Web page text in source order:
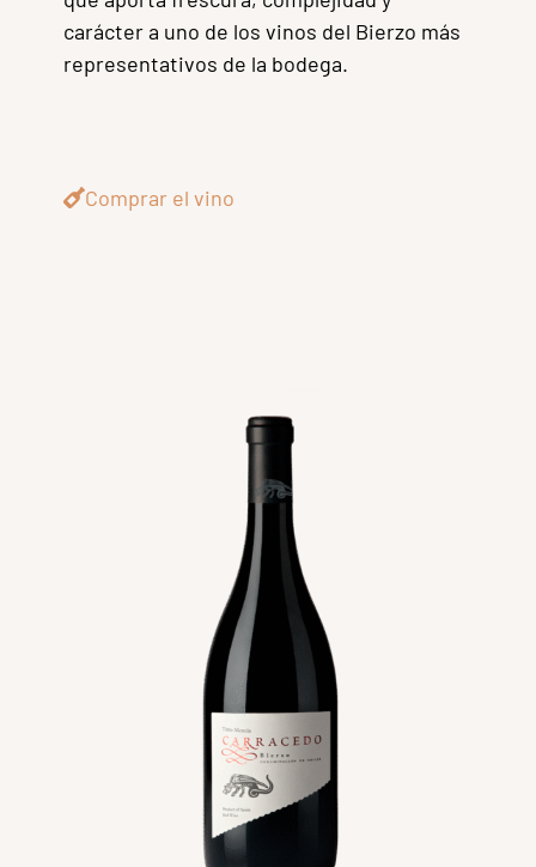
carácter a uno de los vinos del Bierzo más
representativos de la bodega.
Comprar el vino